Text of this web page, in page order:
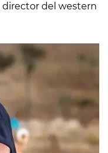
director del western